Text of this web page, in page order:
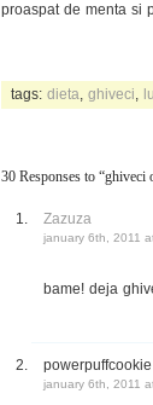
proaspat de menta si
tags: dieta ghiveci
30 Responses to “ghiveci
Zazuza
january 6th, 2011
bame! deja
powerpuffcookie
january 6th, 2011